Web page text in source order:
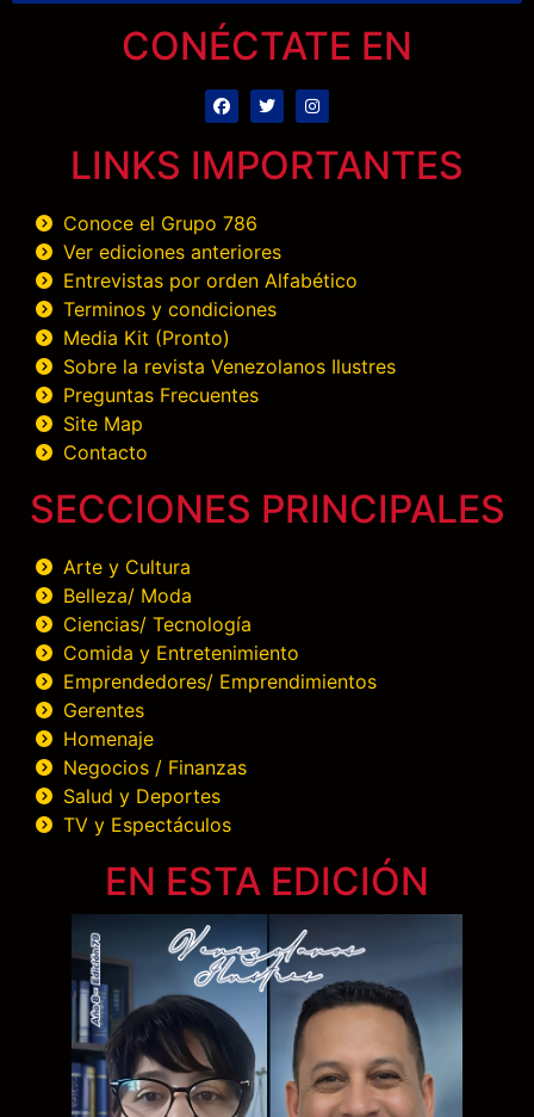
CONÉCTATE EN
LINKS IMPORTANTES
Conoce el Grupo 786
Ver ediciones anteriores
Entrevistas por orden Alfabético
Terminos y condiciones
Media Kit (Pronto)
Sobre la revista Venezolanos Ilustres
Preguntas Frecuentes
Site Map
Contacto
SECCIONES PRINCIPALES
Arte y Cultura
Belleza/ Moda
Ciencias/ Tecnología
Comida y Entretenimiento
Emprendedores/ Emprendimientos
Gerentes
Homenaje
Negocios / Finanzas
Salud y Deportes
TV y Espectáculos
EN ESTA EDICIÓN